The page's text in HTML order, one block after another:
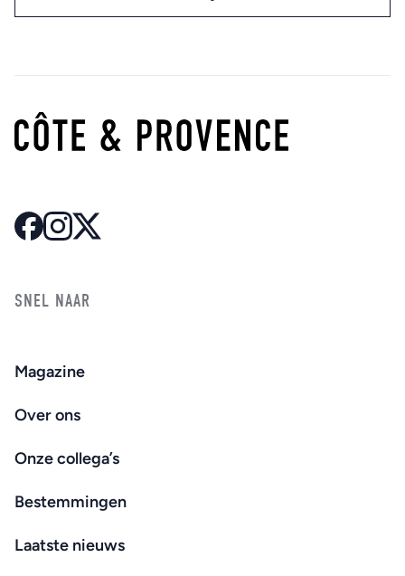
SNEL NAAR
Magazine
Over ons
Onze collega’s
Bestemmingen
Laatste nieuws